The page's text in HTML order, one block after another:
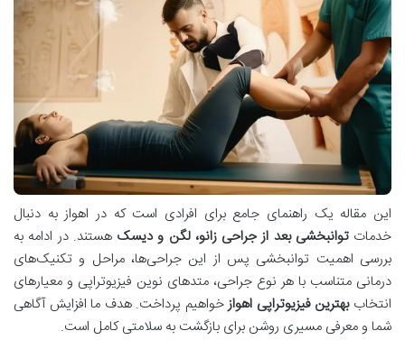
این مقاله یک راهنمای جامع برای افرادی است که در اهواز به دنبال
خدماتتوانبخشی بعد از جراحی زانو، لگن و دیسک هستند. در ادامه به
بررسی اهمیت توانبخشی پس از این جراحی‌ها، مراحل و تکنیک‌های
درمانی متناسب با هر نوع جراحی، متدهای نوین فیزیوتراپی و معیارهای
انتخاببهترین فیزیوتراپی اهوازخواهیم پرداخت. هدف ما افزایش آگاهی
شما و معرفی مسیری روشن برای بازگشت به سلامتی کامل است.